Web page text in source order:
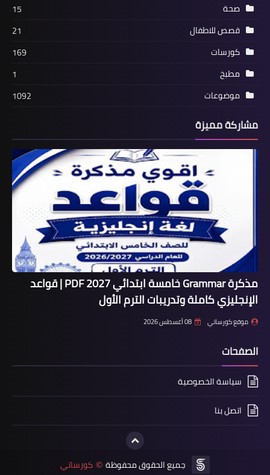
صحة
15
قصص للاطفال
21
كورسات
169
مطبخ
1
موضوعات
1092
مشاركة مميزة
مذكرة Grammar خامسة ابتدائي 2027 PDF | قواعد
الإنجليزي كاملة وتدريبات الترم الأول
موقع كورساتي 08 أغسطس 2026
الصفحات
سياسة الخصوصية
اتصل بنا
جميع الحقوق محفوظة © كورساتي